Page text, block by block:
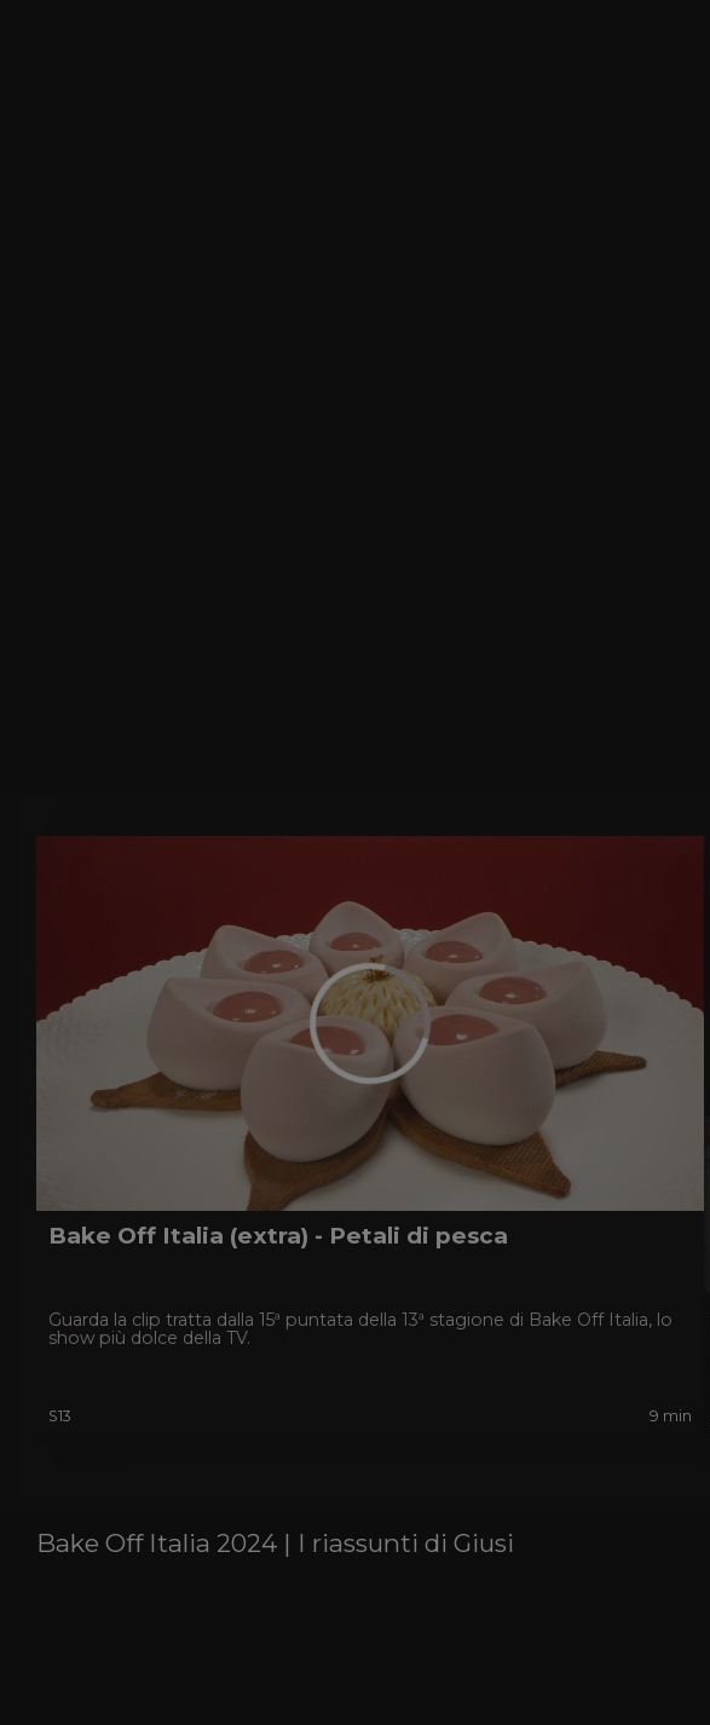
Bake Off Italia (extra) - Petali di pesca
Guarda la clip tratta dalla 15ª puntata della 13ª stagione di Bake Off Italia, lo
show più dolce della TV.
S13 9 min
Bake Off Italia 2024 | I riassunti di Giusi